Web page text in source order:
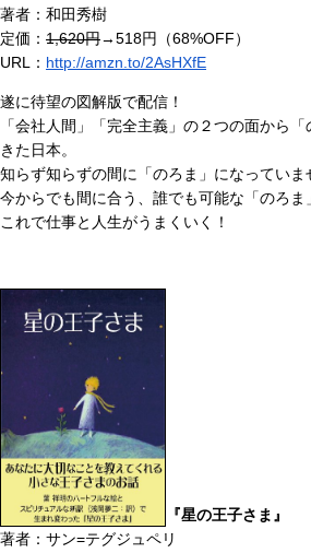
著者：和田秀樹
定価： 1,620円→518円（68%OFF）
URL： http://amzn.to/2AsHXfE
遂に待望の図解版で配信！
「会社人間」「完全主義」の２つの面から
きた日本。
知らず知らずの間に「のろま」になっていま
今からでも間に合う、誰でも可能な「のろま
これで仕事と人生がうまくいく！
『星の王子さま』
著者：サン=テグジュペリ